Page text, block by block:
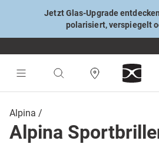
Jetzt Glas-Upgrade
polarisiert, verspiegelt
Alpina
Alpina